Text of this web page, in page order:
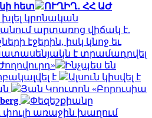
հետ
ՈՒՂԻՂ․ ՀՀ ԱԺ
խլել կրոնական
արտառոց վիճակ է.
էջերին, իսկ կնոջ եւ
է տրամադրվել
Ինչպես են
է
Ալսուն կիսվել է
Յան Կոուտոն «Բորուսիա
Փեզեշքիանը
փուլի առաջին խաղում